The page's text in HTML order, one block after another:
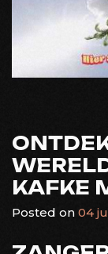
KAFKE
Posted on 04